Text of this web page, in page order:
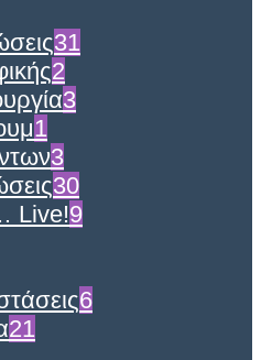
31
2
3
1
3
30
Live!9
6
21